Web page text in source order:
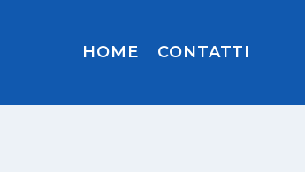
HOME CONTATTI